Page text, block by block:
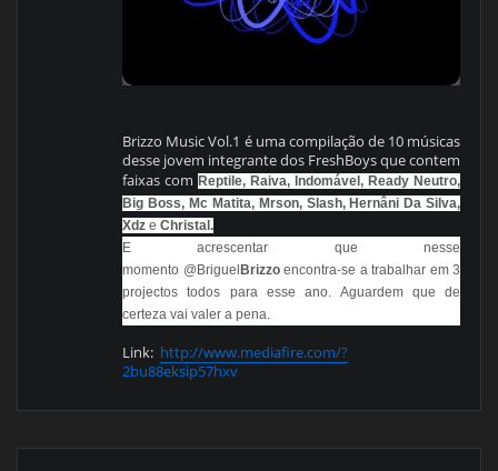
Brizzo Music Vol.1 é uma compilação de 10 músicas
desse jovem integrante dos FreshBoys que contem
faixas comReptile, Raiva, Indomável, Ready Neutro,
Big Boss, Mc Matita, Mrson, Slash, Hernâni Da Silva,
Xdze Christal.
E acrescentar que nesse
momento @Briguel Brizzoencontra-se a trabalhar em 3
projectos todos para esse ano. Aguardem que de
certeza vai valer a pena.
Link: http://www.mediafire.com/?
2bu88eksip57hxv